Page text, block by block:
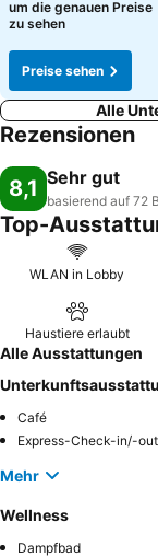
um die genauen Preise
zu sehen
Preise sehen
Alle
Rezensionen
8,1 Sehr gut
basierend auf 72
Top-
WLAN in Lobby
Haustiere erlaubt
Alle Ausstattungen
Café
Express-Check-in/-out
Mehr
Wellness
Dampfbad